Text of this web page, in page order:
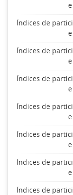
Índices de
Índices de
Índices de
Índices de
Índices de
Índices de
Índices de